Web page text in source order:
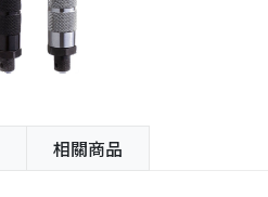
相關商品